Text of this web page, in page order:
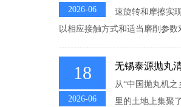
2026-06
速旋转和摩擦实
以相应接触方式和适当磨削参数
18
2026-06
无锡泰源抛丸
从“中国抛丸机
里的土地上集聚